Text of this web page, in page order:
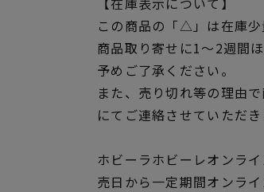
この商品の「△」は在庫少
商品取り寄せに1～2週間
予めご了承ください。
また、売り切れ等の理由
にてご連絡させていただき
ホビーラホビーレオンラ
売日から一定期間オンラ